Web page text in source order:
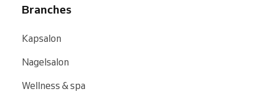
Branches
Kapsalon
Nagelsalon
Wellness & spa